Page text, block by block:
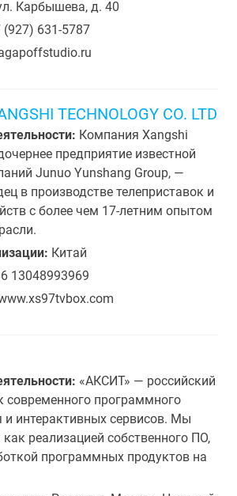
Карбышева, д. 40
(927) 631-5787
TECHNOLOGY CO. LTD
Компания Xangshi
предприятие известной
Junuo Yunshang Group, —
в производстве телеприставок и
с более чем 17-летним опытом
Китай
13048993969
«АКСИТ» — российский
современного программного
и интерактивных сервисов. Мы
реализацией собственного ПО,
программных продуктов на